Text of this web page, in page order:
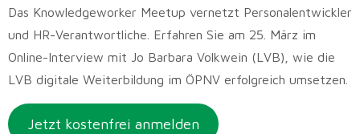
Das Knowledgeworker Meetup vernetzt Personalentwickler
und HR-Verantwortliche. Erfahren Sie am 25. März im
Online-Interview mit Jo Barbara Volkwein (LVB), wie die
LVB digitale Weiterbildung im ÖPNV erfolgreich umsetzen.
Jetzt kostenfrei anmelden